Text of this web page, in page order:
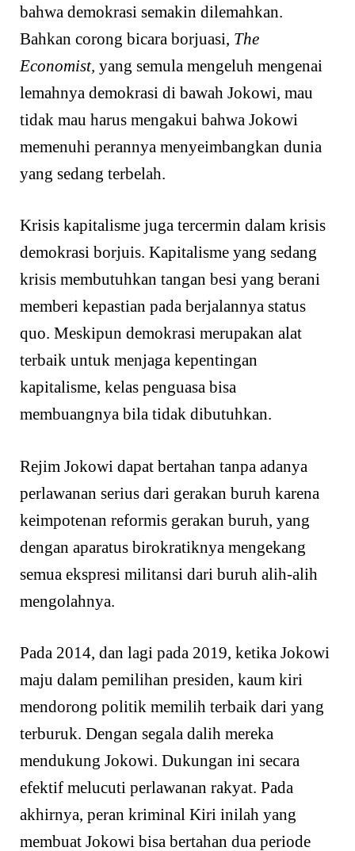
bahwa demokrasi semakin dilemahkan.
Bahkan corong bicara borjuasi, The
Economist, yang semula mengeluh mengenai
lemahnya demokrasi di bawah Jokowi, mau
tidak mau harus mengakui bahwa Jokowi
memenuhi perannya menyeimbangkan dunia
yang sedang terbelah.
Krisis kapitalisme juga tercermin dalam krisis
demokrasi borjuis. Kapitalisme yang sedang
krisis membutuhkan tangan besi yang berani
memberi kepastian pada berjalannya status
quo. Meskipun demokrasi merupakan alat
terbaik untuk menjaga kepentingan
kapitalisme, kelas penguasa bisa
membuangnya bila tidak dibutuhkan.
Rejim Jokowi dapat bertahan tanpa adanya
perlawanan serius dari gerakan buruh karena
keimpotenan reformis gerakan buruh, yang
dengan aparatus birokratiknya mengekang
semua ekspresi militansi dari buruh alih-alih
mengolahnya.
Pada 2014, dan lagi pada 2019, ketika Jokowi
maju dalam pemilihan presiden, kaum kiri
mendorong politik memilih terbaik dari yang
terburuk. Dengan segala dalih mereka
mendukung Jokowi. Dukungan ini secara
efektif melucuti perlawanan rakyat. Pada
akhirnya, peran kriminal Kiri inilah yang
membuat Jokowi bisa bertahan dua periode